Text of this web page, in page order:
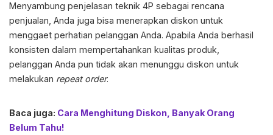
Menyambung penjelasan teknik 4P sebagai rencana
penjualan, Anda juga bisa menerapkan diskon untuk
menggaet perhatian pelanggan Anda. Apabila Anda berhasil
konsisten dalam mempertahankan kualitas produk,
pelanggan Anda pun tidak akan menunggu diskon untuk
melakukan repeat order.
Baca juga: Cara Menghitung Diskon, Banyak Orang
Belum Tahu!